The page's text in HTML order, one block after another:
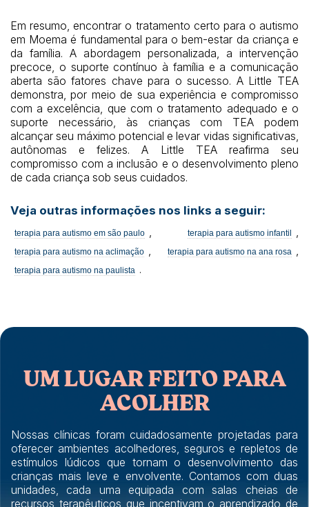
Em resumo, encontrar o tratamento certo para o autismo
em Moema é fundamental para o bem-estar da criança e
da família. A abordagem personalizada, a intervenção
precoce, o suporte contínuo à família e a comunicação
aberta são fatores chave para o sucesso. A Little TEA
demonstra, por meio de sua experiência e compromisso
com a excelência, que com o tratamento adequado e o
suporte necessário, às crianças com TEA podem
alcançar seu máximo potencial e levar vidas significativas,
autônomas e felizes. A Little TEA reafirma seu
compromisso com a inclusão e o desenvolvimento pleno
de cada criança sob seus cuidados.
Veja outras informações nos links a seguir:
terapia para autismo em são paulo terapia para autismo infantil
terapia para autismo na aclimação terapia para autismo na ana rosa
terapia para autismo na paulista .
UM LUGAR FEITO PARA
ACOLHER
Nossas clínicas foram cuidadosamente projetadas para
oferecer ambientes acolhedores, seguros e repletos de
estímulos lúdicos que tornam o desenvolvimento das
crianças mais leve e envolvente. Contamos com duas
unidades, cada uma equipada com salas cheias de
recursos terapêuticos que incentivam o aprendizado de